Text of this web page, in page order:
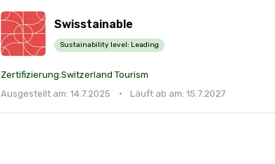
Swisstainable
Sustainability level: Leading
Zertifizierung:Switzerland Tourism
Ausgestellt am: 14.7.2025
• Läuft ab am: 15.7.2027